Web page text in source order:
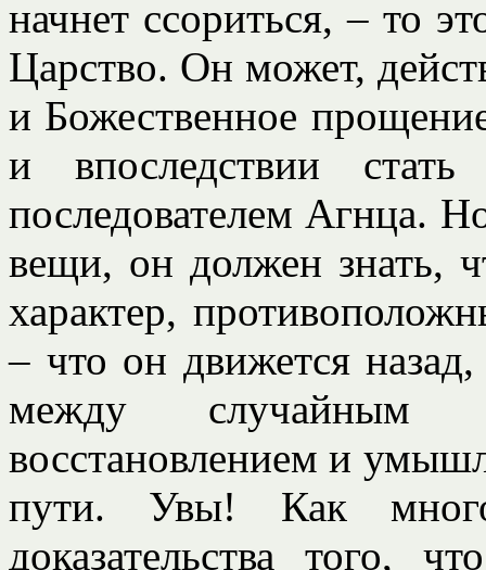
начнет ссориться, – то
Царство. Он может,
и Божественное
и впоследствии
последователем Агнца.
вещи, он должен знать,
характер,
– что он движется
между случайным
восстановлением и
пути. Увы! Как
доказательства того,